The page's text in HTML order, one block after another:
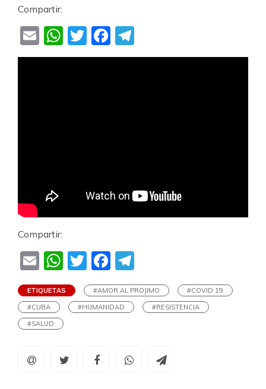
Compartir:
EmailWhatsApp
TwitterFacebook
Compartir:
EmailWhatsApp
TwitterFacebook
ETIQUETAS #AMOR AL PROJIMO
#COVID 19
#CUBA
#HUMANIDAD
#RESISTENCIA
#SALUD